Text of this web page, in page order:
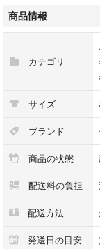
未開封の状態で段ボ
今回、出品にあたり
#mickey
#ディズニーシー
#CHIP'N'DALE
#チップ&デール
商品情報
カテゴリ
›
›
サイズ
ブランド
商品の状態
配送料の負担
配送方法
発送日の目安